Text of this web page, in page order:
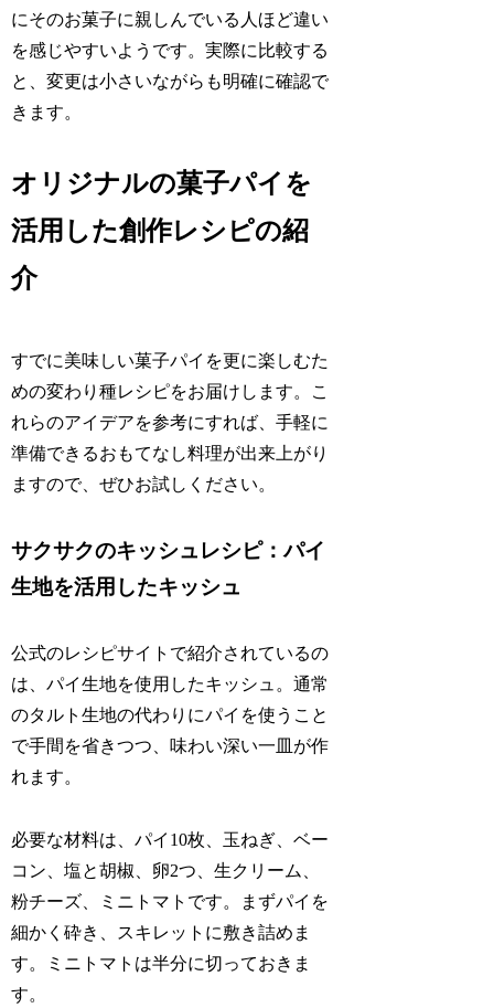
にそのお菓子に親しんでいる人ほど違い
を感じやすいようです。実際に比較する
と、変更は小さいながらも明確に確認で
きます。
オリジナルの菓子パイを
活用した創作レシピの紹
介
すでに美味しい菓子パイを更に楽しむた
めの変わり種レシピをお届けします。こ
れらのアイデアを参考にすれば、手軽に
準備できるおもてなし料理が出来上がり
ますので、ぜひお試しください。
サクサクのキッシュレシピ：パイ
生地を活用したキッシュ
公式のレシピサイトで紹介されているの
は、パイ生地を使用したキッシュ。通常
のタルト生地の代わりにパイを使うこと
で手間を省きつつ、味わい深い一皿が作
れます。
必要な材料は、パイ10枚、玉ねぎ、ベー
コン、塩と胡椒、卵2つ、生クリーム、
粉チーズ、ミニトマトです。まずパイを
細かく砕き、スキレットに敷き詰めま
す。ミニトマトは半分に切っておきま
す。